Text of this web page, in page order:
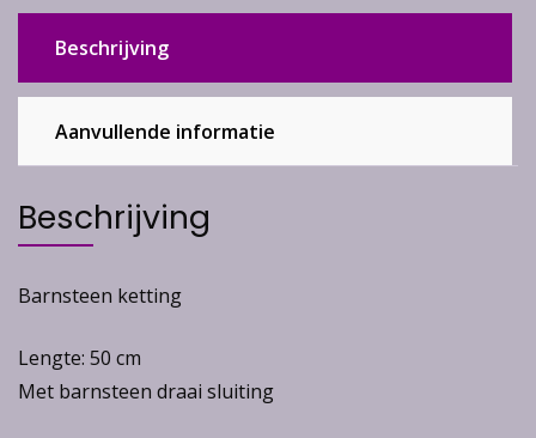
Beschrijving
Aanvullende informatie
Beschrijving
Barnsteen ketting
Lengte: 50 cm
Met barnsteen draai sluiting